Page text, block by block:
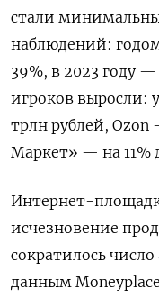
стали
наблюдений:
39%, в 2023 году
игроков выросли:
трлн рублей, Ozon
Маркет» — на 11%
Интернет-
исчезновение
сократилось
данным